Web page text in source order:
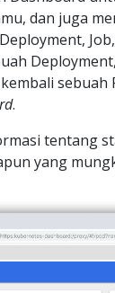
dan juga
sebuah
.
tentang
yang